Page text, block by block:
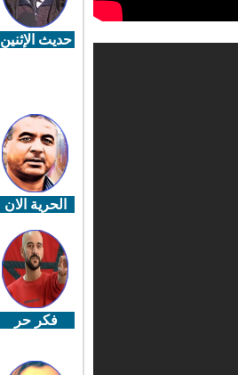
حديث الإثنين
الحرية الان
فكر حر